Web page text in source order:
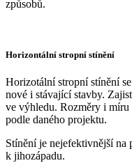
způsobů.
Horizontální stropní stínění
Horizotální stropní stínění
nové i stávající stavby.
ve výhledu. Rozměry i
podle daného projektu.
Stínění je nejefektivnější na
k jihozápadu.